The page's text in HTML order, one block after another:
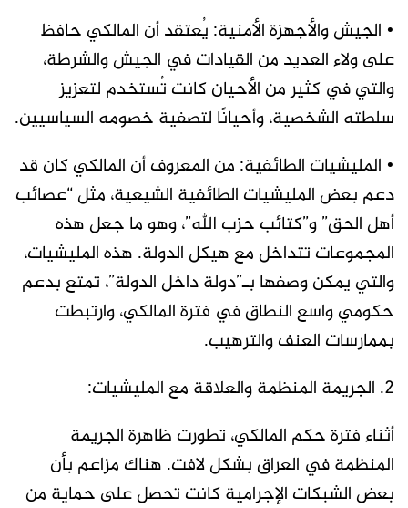
• الجيش والأجهزة الأمنية: يُعتقد أن المالكي حافظ
على ولاء العديد من القيادات في الجيش والشرطة،
والتي في كثير من الأحيان كانت تُستخدم لتعزيز
سلطته الشخصية، وأحيانًا لتصفية خصومه السياسيين.
• المليشيات الطائفية: من المعروف أن المالكي كان قد
دعم بعض المليشيات الطائفية الشيعية، مثل “عصائب
أهل الحق” و”كتائب حزب الله”، وهو ما جعل هذه
المجموعات تتداخل مع هيكل الدولة. هذه المليشيات،
والتي يمكن وصفها بـ”دولة داخل الدولة”، تمتع بدعم
حكومي واسع النطاق في فترة المالكي، وارتبطت
بممارسات العنف والترهيب.
2. الجريمة المنظمة والعلاقة مع المليشيات:
أثناء فترة حكم المالكي، تطورت ظاهرة الجريمة
المنظمة في العراق بشكل لافت. هناك مزاعم بأن
بعض الشبكات الإجرامية كانت تحصل على حماية من